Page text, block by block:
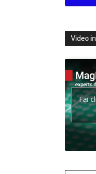
Video
Fai